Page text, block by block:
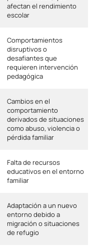
afectan el rendimiento
escolar
Comportamientos
disruptivos o
desafiantes que
requieren intervención
pedagógica
Cambios en el
comportamiento
derivados de situaciones
como abuso, violencia o
pérdida familiar
Falta de recursos
educativos en el entorno
familiar
Adaptación a un nuevo
entorno debido a
migración o situaciones
de refugio